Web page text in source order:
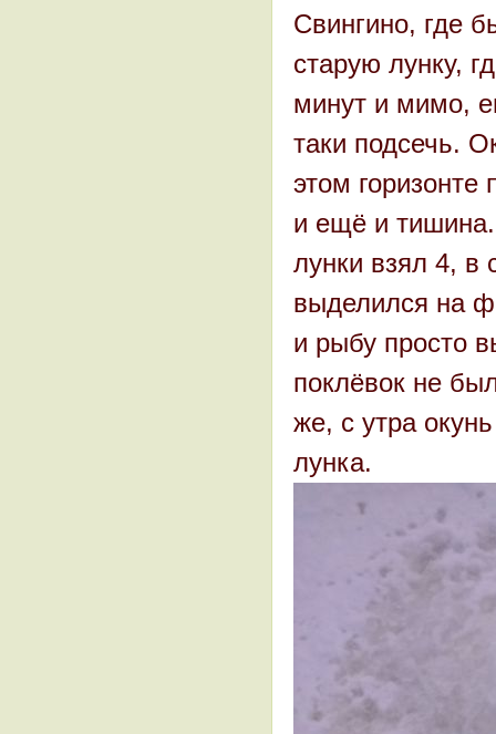
Свингино, где
старую лунку,
минут и мимо,
таки подсечь.
этом
и ещё и
лунки взял 4, в
выделился на
и рыбу просто
поклёвок не
же, с утра
лунка.